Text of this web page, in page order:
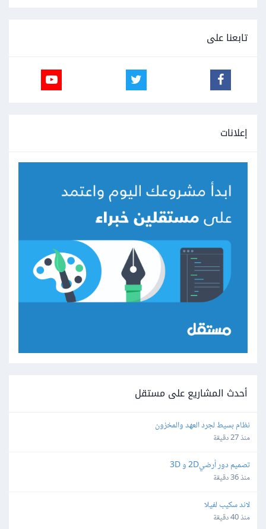
تابعنا على
إعلانات
أحدث المشاريع على مستقل
نظام بسيط لجرد العهد والمخزون
منذ 27 دقيقة
تصميم دور أرضي2D و 3D
منذ 36 دقيقة
لاند سكيب لفيلا
منذ 40 دقيقة